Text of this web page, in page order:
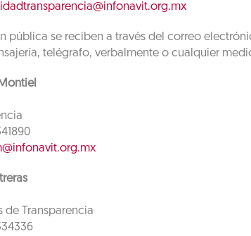
pública se reciben a través del correo
telégrafo, verbalmente o cualquier
Transparencia